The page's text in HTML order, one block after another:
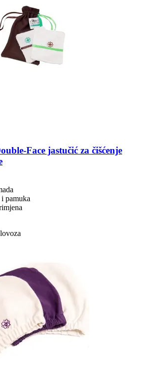
​Face jastučić za čišćenje
pamuka